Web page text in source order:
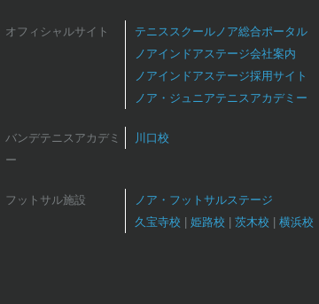
オフィシャルサイト
テニススクールノア総合ポータル
ノアインドアステージ会社案内
ノアインドアステージ採用サイト
ノア・ジュニアテニスアカデミー
バンデテニスアカデミ
ー
川口校
フットサル施設
ノア・フットサルステージ
久宝寺校
姫路校 茨木校 横浜校